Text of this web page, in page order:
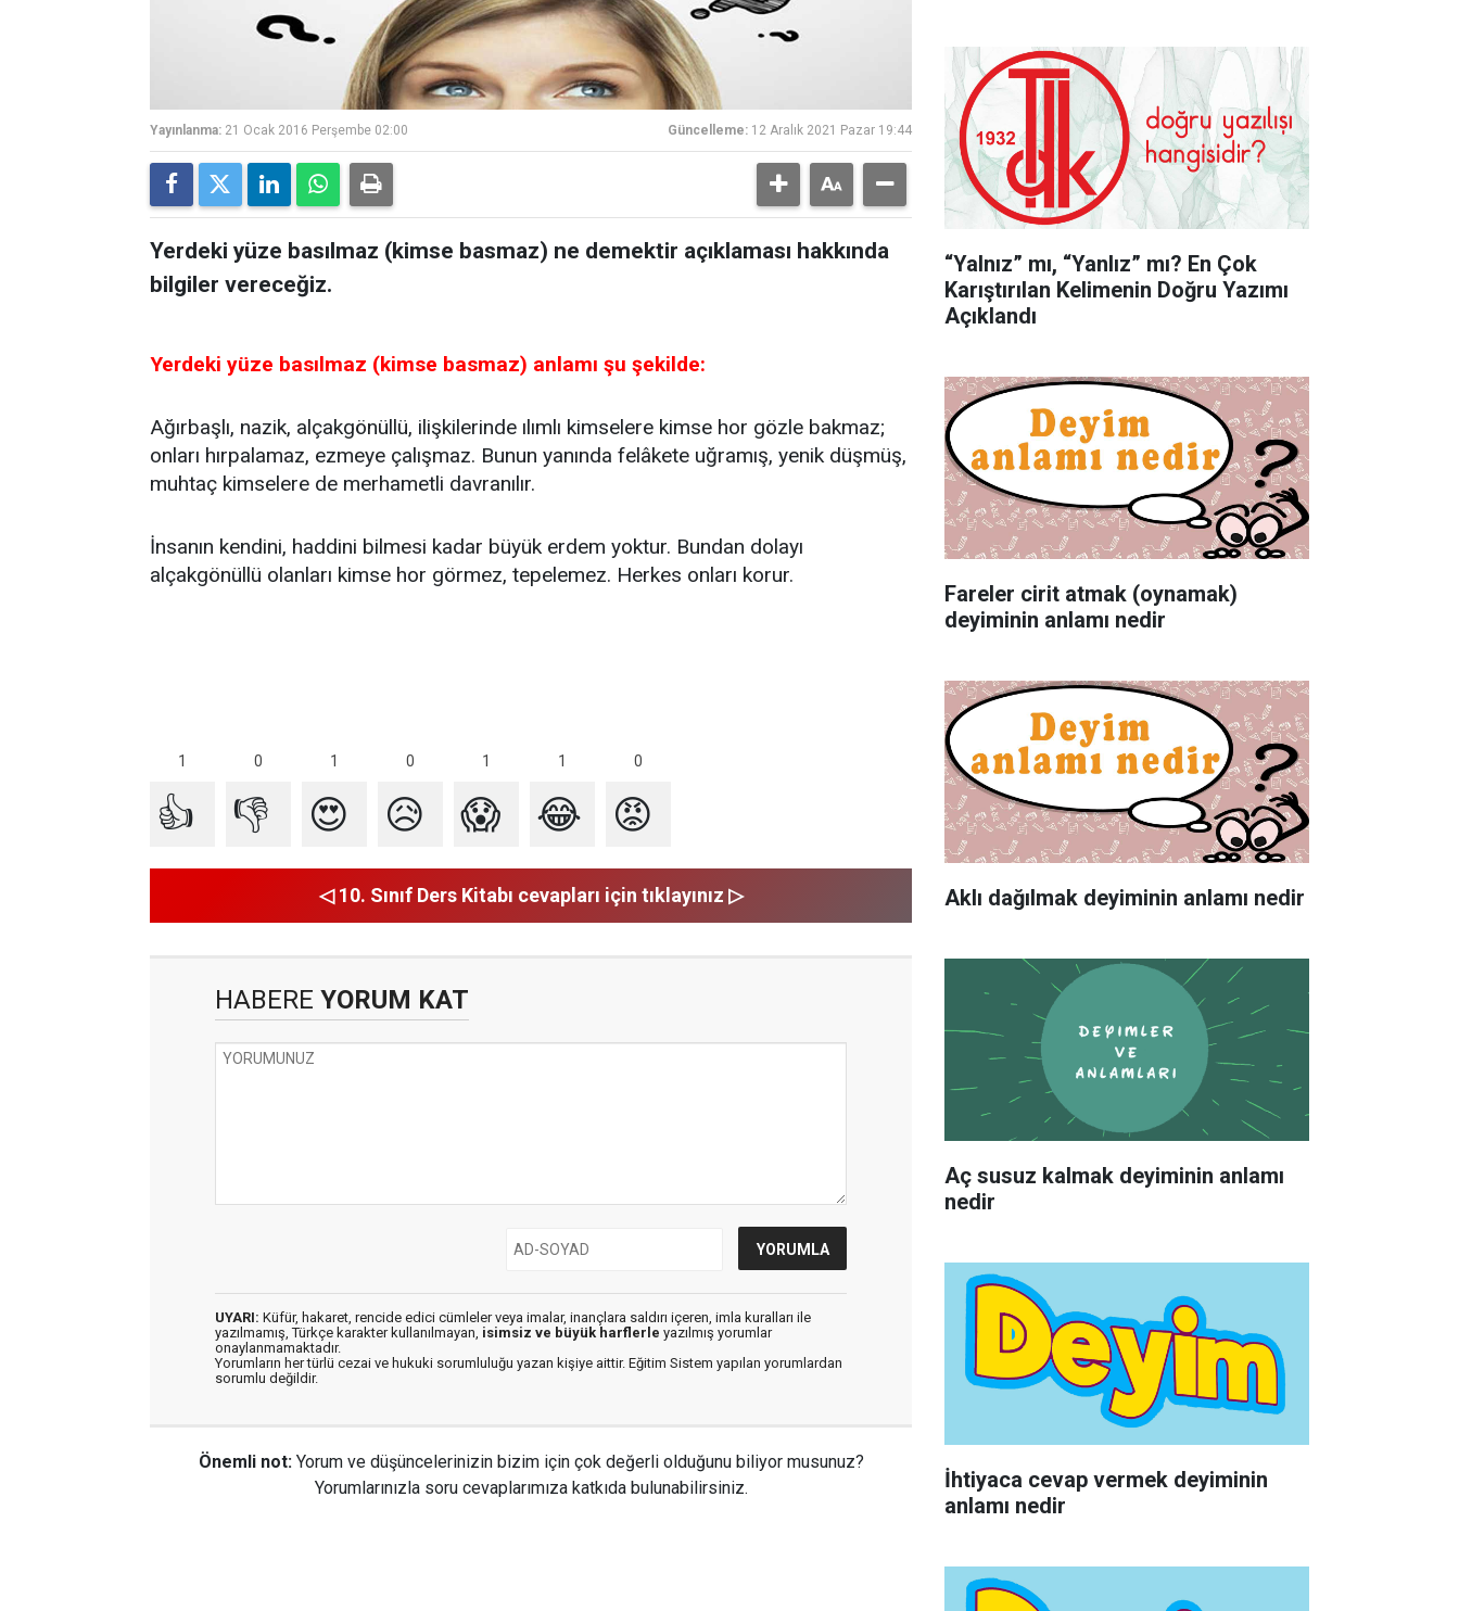
Yayınlanma: 21 Ocak 2016 Perşembe 02:00 Güncelleme: 12 Aralık 2021 Pazar 19:44
Yerdeki yüze basılmaz (kimse basmaz) ne demektir açıklaması hakkında
bilgiler vereceğiz.
Yerdeki yüze basılmaz (kimse basmaz) anlamı şu şekilde:
Ağırbaşlı, nazik, alçakgönüllü, ilişkilerinde ılımlı kimselere kimse hor gözle bakmaz;
onları hırpalamaz, ezmeye çalışmaz. Bunun yanında felâkete uğramış, yenik düşmüş,
muhtaç kimselere de merhametli davranılır.
İnsanın kendini, haddini bilmesi kadar büyük erdem yoktur. Bundan dolayı
alçakgönüllü olanları kimse hor görmez, tepelemez. Herkes onları korur.
1 0 1 0 1 1 0
👍 👎 😍 😥 😱 😂 😡
◁ 10. Sınıf Ders Kitabı cevapları için tıklayınız ▷
HABERE YORUM KAT
UYARI: Küfür, hakaret, rencide edici cümleler veya imalar, inançlara saldırı içeren, imla kuralları ile
yazılmamış, Türkçe karakter kullanılmayan, isimsiz ve büyük harflerle yazılmış yorumlar
onaylanmamaktadır.
Yorumların her türlü cezai ve hukuki sorumluluğu yazan kişiye aittir. Eğitim Sistem yapılan yorumlardan
sorumlu değildir.
Önemli not: Yorum ve düşüncelerinizin bizim için çok değerli olduğunu biliyor musunuz?
Yorumlarınızla soru cevaplarımıza katkıda bulunabilirsiniz.
“Yalnız” mı, “Yanlız” mı? En Çok
Karıştırılan Kelimenin Doğru Yazımı
Açıklandı
Fareler cirit atmak (oynamak)
deyiminin anlamı nedir
Aklı dağılmak deyiminin anlamı nedir
Aç susuz kalmak deyiminin anlamı
nedir
İhtiyaca cevap vermek deyiminin
anlamı nedir